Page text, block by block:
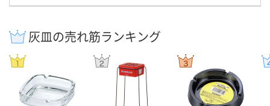
灰皿の売れ筋ランキング